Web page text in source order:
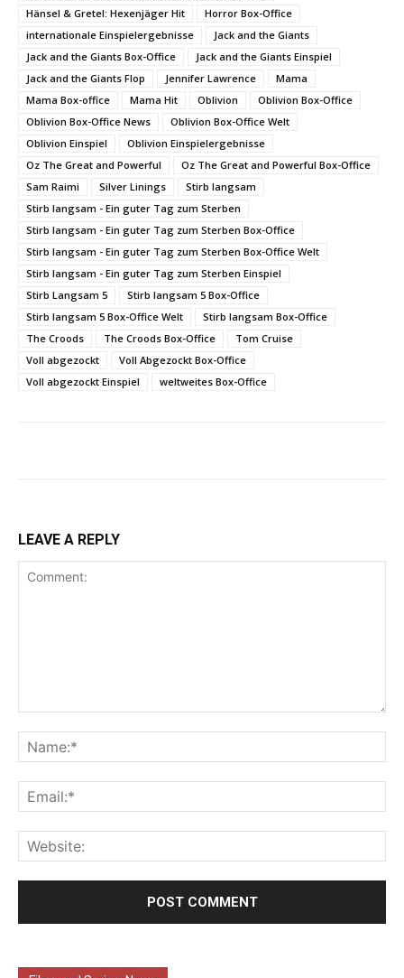
Hänsel & Gretel: Hexenjäger Hit
Horror Box-Office
internationale Einspielergebnisse
Jack and the Giants
Jack and the Giants Box-Office
Jack and the Giants Einspiel
Jack and the Giants Flop
Jennifer Lawrence
Mama
Mama Box-office
Mama Hit Oblivion
Oblivion Box-Office
Oblivion Box-Office News
Oblivion Box-Office Welt
Oblivion Einspiel
Oblivion Einspielergebnisse
Oz The Great and Powerful
Oz The Great and Powerful Box-Office
Sam Raimi
Silver Linings
Stirb langsam
Stirb langsam - Ein guter Tag zum Sterben
Stirb langsam - Ein guter Tag zum Sterben Box-Office
Stirb langsam - Ein guter Tag zum Sterben Box-Office Welt
Stirb langsam - Ein guter Tag zum Sterben Einspiel
Stirb Langsam 5
Stirb langsam 5 Box-Office
Stirb langsam 5 Box-Office Welt
Stirb langsam Box-Office
The Croods
The Croods Box-Office
Tom Cruise
Voll abgezockt
Voll Abgezockt Box-Office
Voll abgezockt Einspiel
weltweites Box-Office
LEAVE A REPLY